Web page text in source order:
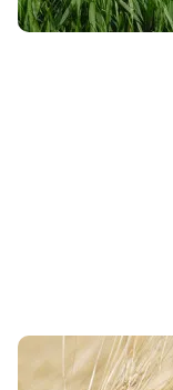
Dose d'azote